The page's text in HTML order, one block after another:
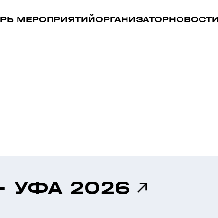
МЕРОПРИЯТИЙОРГАНИЗАТОР
УФА 2026